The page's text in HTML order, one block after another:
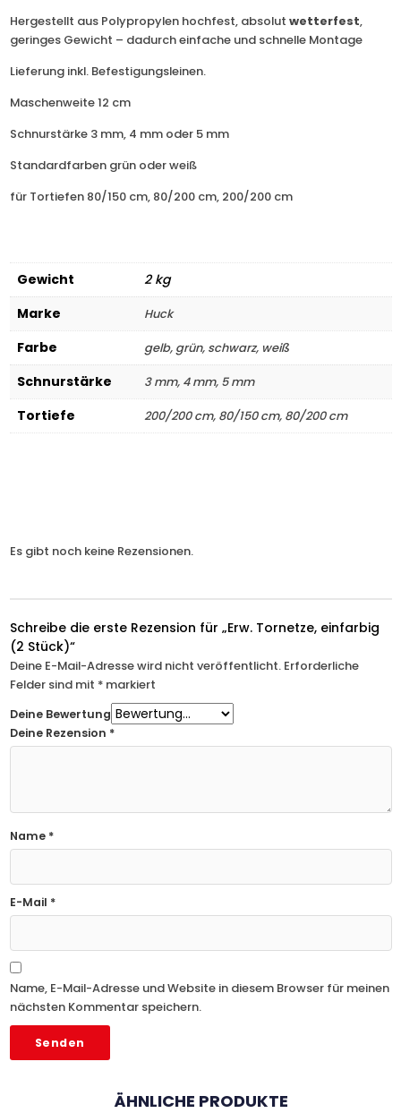
Hergestellt aus Polypropylen hochfest, absolut wetterfest,
geringes Gewicht – dadurch einfache und schnelle Montage
Lieferung inkl. Befestigungsleinen.
Maschenweite 12 cm
Schnurstärke 3 mm, 4 mm oder 5 mm
Standardfarben grün oder weiß
für Tortiefen 80/150 cm, 80/200 cm, 200/200 cm
Gewicht
2 kg
Marke
Huck
Farbe gelb, grün, schwarz, weiß
Schnurstärke 3 mm, 4 mm, 5 mm
Tortiefe 200/200 cm, 80/150 cm, 80/200 cm
Es gibt noch keine Rezensionen.
Schreibe die erste Rezension für „Erw. Tornetze, einfarbig
(2 Stück)“
Deine E-Mail-Adresse wird nicht veröffentlicht. Erforderliche
Felder sind mit *markiert
Deine Bewertung
Deine Rezension *
Name *
E-Mail *
Name, E-Mail-Adresse und Website in diesem Browser für meinen
nächsten Kommentar speichern.
ÄHNLICHE PRODUKTE